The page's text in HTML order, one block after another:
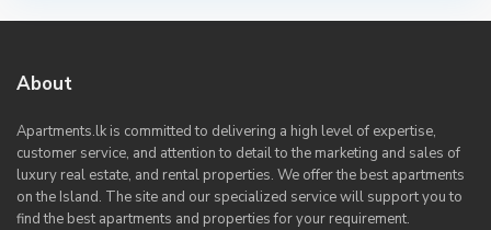
About
Apartments.lk is committed to delivering a high level of expertise,
customer service, and attention to detail to the marketing and sales of
luxury real estate, and rental properties. We offer the best apartments
on the Island. The site and our specialized service will support you to
find the best apartments and properties for your requirement.